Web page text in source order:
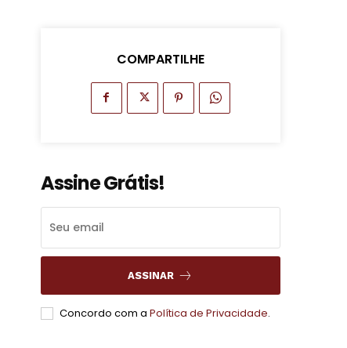
COMPARTILHE
Assine Grátis!
ASSINAR
Concordo com a Política de Privacidade.